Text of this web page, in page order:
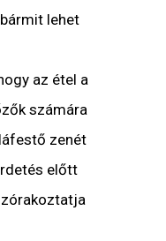
lehet
az étel a
számára
zenét
előtt